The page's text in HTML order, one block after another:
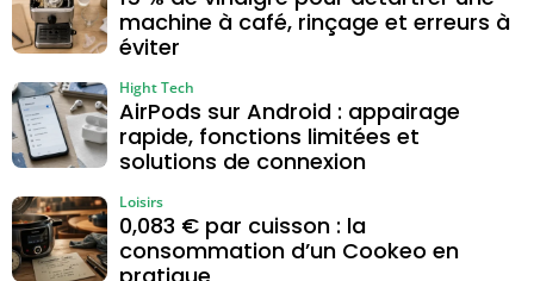
machine à café, rinçage et erreurs à
éviter
AirPods sur Android : appairage
rapide, fonctions limitées et
solutions de connexion
Hight Tech
0,083 € par cuisson : la
consommation d’un Cookeo en
Loisirs